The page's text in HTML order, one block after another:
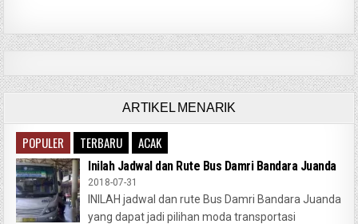
ARTIKEL MENARIK
POPULER TERBARU ACAK
Inilah Jadwal dan Rute Bus Damri Bandara Juanda
2018-07-31
INILAH jadwal dan rute Bus Damri Bandara Juanda
yang dapat jadi pilihan moda transportasi